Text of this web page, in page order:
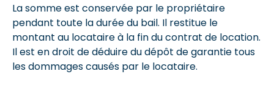
La somme est conservée par le propriétaire
pendant toute la durée du bail. Il restitue le
montant au locataire à la fin du contrat de location.
Il est en droit de déduire du dépôt de garantie tous
les dommages causés par le locataire.